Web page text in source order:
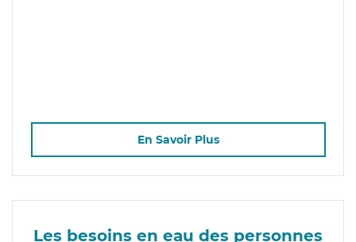
En Savoir Plus
Les besoins en eau des personnes